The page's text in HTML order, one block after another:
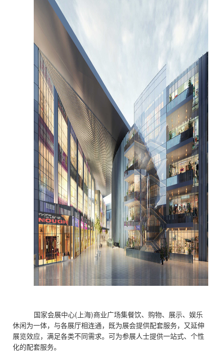
国家会展中心(上海)商业广场集餐饮、购物、展示、娱乐
休闲为一体，与各展厅相连通，既为展会提供配套服务，又延伸
展览效应，满足各类不同需求。可为参展人士提供一站式、个性
化的配套服务。